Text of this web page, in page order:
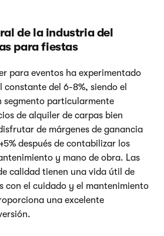
de la industria del
para fiestas
para eventos ha experimentado
del 6-8%, siendo el
segmento particularmente
de alquiler de carpas bien
de márgenes de ganancia
después de contabilizar los
y mano de obra. Las
calidad tienen una vida útil de
con el cuidado y el mantenimiento
una excelente